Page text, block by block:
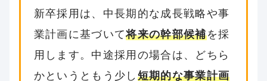
新卒採用は、中長期的な成長戦略や事
業計画に基づいて将来の幹部候補を採
用します。中途採用の場合は、どちら
かというともう少し 短期的な事業計画